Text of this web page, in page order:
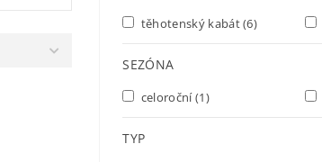
těhotenský kabát(6)
SEZÓNA
celoroční(1)
TYP